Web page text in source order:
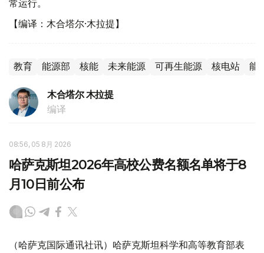
常运行。
【编译：木合塔尔·木拉提】
教育 能源部 核能 未来能源 可再生能源 核电站 能
木合塔尔 木拉提
编译
08:56, 05 8月 2026
哈萨克斯坦2026年高校公费名额名单将于8
月10日前公布
（哈萨克国际通讯社讯）哈萨克斯坦科学和高等教育部表